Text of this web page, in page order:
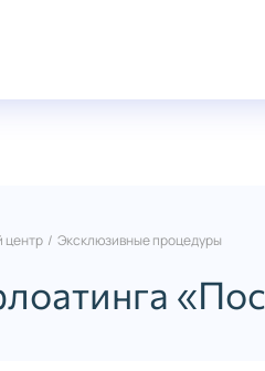
центр / Эксклюзивные процедуры